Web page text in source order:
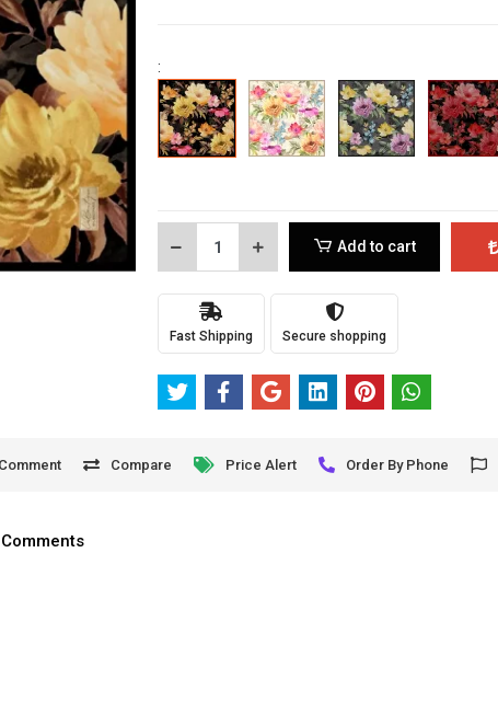
:
Add to cart
Fast Shipping Secure shopping
Comment Compare Price Alert Order By Phone
Comments